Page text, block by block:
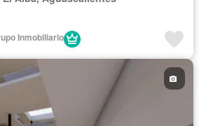
Inmobiliario